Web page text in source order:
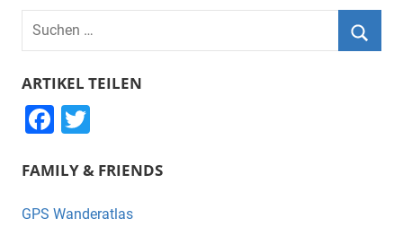
Suchen
nach:
ARTIKEL TEILEN
F
c
e
tt
er
FAMILY & FRIENDS
GPS Wanderatlas